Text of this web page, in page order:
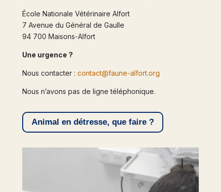
École Nationale Vétérinaire Alfort
7 Avenue du Général de Gaulle
94 700 Maisons-Alfort
Une urgence ?
Nous contacter : contact@faune-alfort.org
Nous n’avons pas de ligne téléphonique.
Animal en détresse, que faire ?